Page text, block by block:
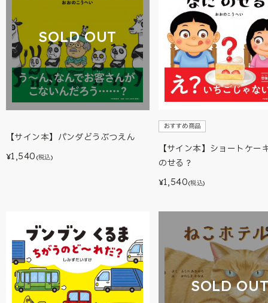
SOLD OUT
【サイン本】パンダどうぶつえん
¥1,540 (税込)
おすすめ商品
【サイン本】ショートケー
のせる？
¥1,540(税込)
SOLD